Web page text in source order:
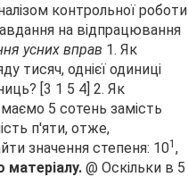
контрольної роботи
на відпрацювання
усних вправ 1. Як
тисяч, однієї одиниці
[3 1 5 4] 2. Як
5 сотень замість
п'яти, отже,
значення степеня: 101 ,
матеріалу. @ Оскільки в 5